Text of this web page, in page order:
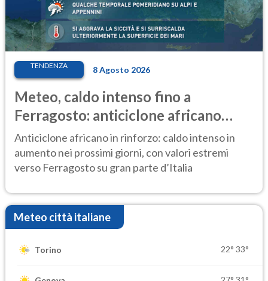
TENDENZA 8 Agosto 2026
Meteo, caldo intenso fino a
Ferragosto: anticiclone africano
ancora protagonista
Anticiclone africano in rinforzo: caldo intenso in
aumento nei prossimi giorni, con valori estremi
verso Ferragosto su gran parte d’Italia
Meteo città italiane
Torino 22° 33°